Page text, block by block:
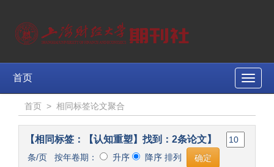
Toggle
首页
首页 > 相同标签论文聚合
【相同标签：【认知重塑】找到：2条论文】
条/页 按年卷期： 升序 降序 排列